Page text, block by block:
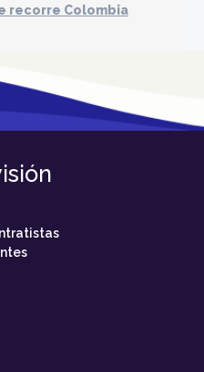
recorre Colombia